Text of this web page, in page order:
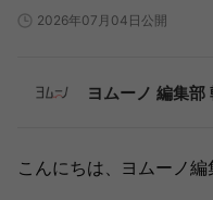
2026年07月04日公開
ヨムーノ 編集部
こんにちは、ヨムーノ編